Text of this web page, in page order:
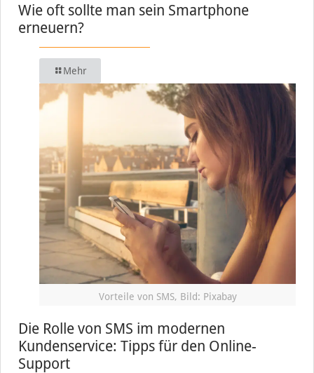
Wie oft sollte man sein Smartphone
erneuern?
Mehr
Vorteile von SMS, Bild: Pixabay
Die Rolle von SMS im modernen
Kundenservice: Tipps für den Online-
Support